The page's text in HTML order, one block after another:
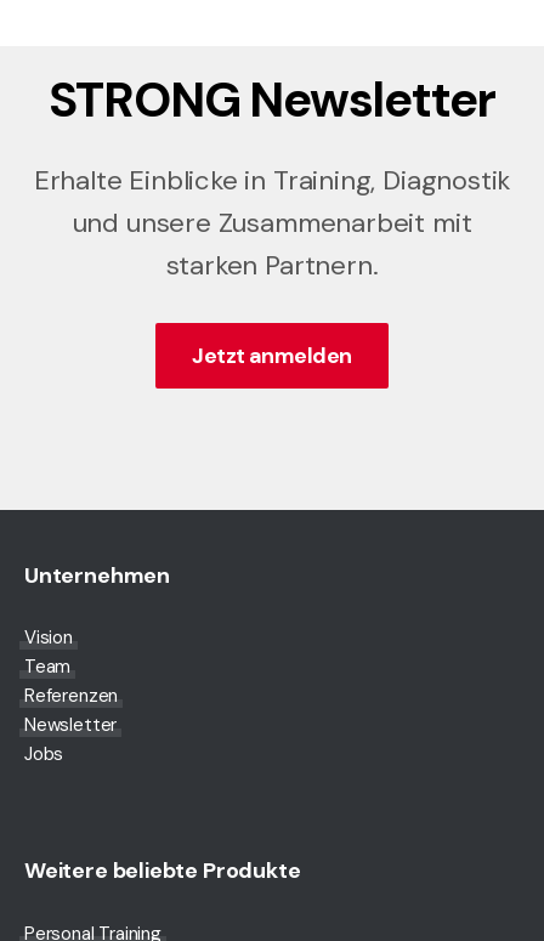
STRONG Newsletter
Erhalte Einblicke in Training, Diagnostik
und unsere Zusammenarbeit mit
starken Partnern.
Jetzt anmelden
Unternehmen
Vision
Team
Referenzen
Newsletter
Jobs
Weitere beliebte Produkte
Personal Training